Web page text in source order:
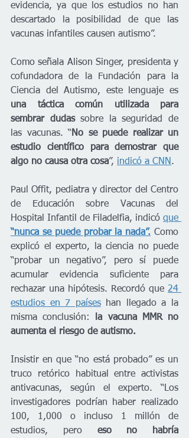
evidencia, ya que los estudios no han
descartado la posibilidad de que las
vacunas infantiles causen autismo”.
Como señala Alison Singer, presidenta y
cofundadora de la Fundación para la
una táctica común utilizada para
sembrar dudas sobre la seguridad de
las vacunas. “No se puede realizar un
estudio científico para demostrar que
algo no causa otra cosa”, indicó a CNN .
Paul Offit, pediatra y director del Centro
de Educación sobre Vacunas del
Hospital Infantil de Filadelfia, indicó
“nunca se puede probar la nada”. Como
explicó el experto, la ciencia no puede
“probar un negativo”, pero sí puede
acumular evidencia suficiente para
rechazar una hipótesis. Recordó que 24
estudios en 7 países han llegado a la
misma conclusión:
la vacuna MMR no
aumenta el riesgo de autismo.
Insistir en que “no está probado” es un
truco retórico habitual entre activistas
antivacunas, según el experto. “Los
investigadores podrían haber realizado
100, 1,000 o incluso 1 millón de
estudios, pero eso no habría